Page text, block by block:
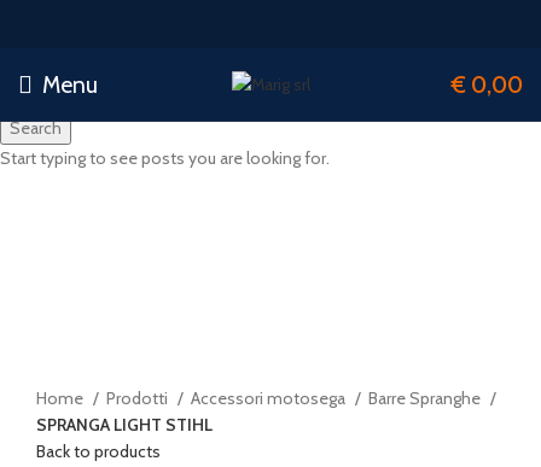
Menu € 0,00
Home Prodotti Accessori motosega
Barre Spranghe
SPRANGA LIGHT STIHL
Back to products
Search
Start typing to see posts you are looking for.